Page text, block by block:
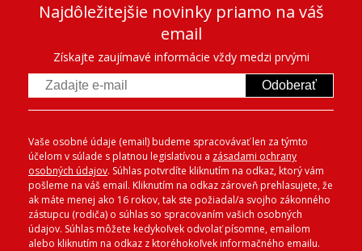
Najdôležitejšie novinky priamo na váš
email
Získajte zaujímavé informácie vždy medzi prvými
Odoberať
Vaše osobné údaje (email) budeme spracovávať len za týmto
účelom v súlade s platnou legislatívou a zásadami ochrany
osobných údajov. Súhlas potvrdíte kliknutím na odkaz, ktorý vám
pošleme na váš email. Kliknutím na odkaz zároveň prehlasujete, že
ak máte menej ako 16 rokov, tak ste požiadal/a svojho zákonného
zástupcu (rodiča) o súhlas so spracovaním vašich osobných
údajov. Súhlas môžete kedykoľvek odvolať písomne, emailom
alebo kliknutím na odkaz z ktoréhokoľvek informačného emailu.